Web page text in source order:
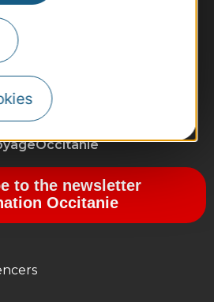
to the newsletter
Occitanie